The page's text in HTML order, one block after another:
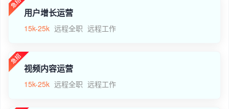
用户增长运营
15k-25k 远程全职 远程工作
视频内容运营
15k-25k 远程全职 远程工作